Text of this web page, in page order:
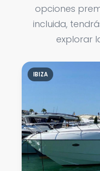
opciones
incluida,
explorar
IBIZA